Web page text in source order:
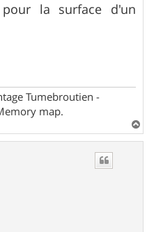
la surface d'un
Tumebroutien -
map.
a